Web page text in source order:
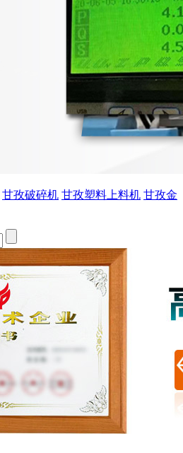
甘孜破碎机 甘孜塑料上料机 甘孜金